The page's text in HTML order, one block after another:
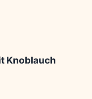
Knoblauch